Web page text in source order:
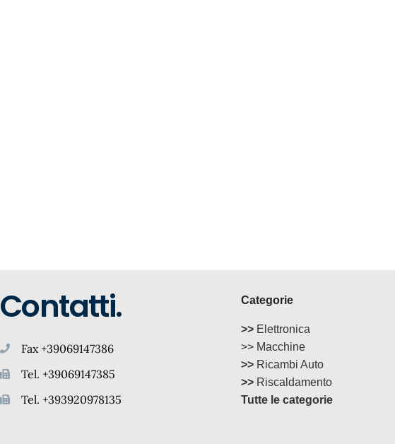
Contatti.
Fax +39069147386
Tel. +39069147385
Tel. +393920978135
Categorie
>>Elettronica
>> Macchine
>>Ricambi Auto
>>Riscaldamento
Tutte le categorie